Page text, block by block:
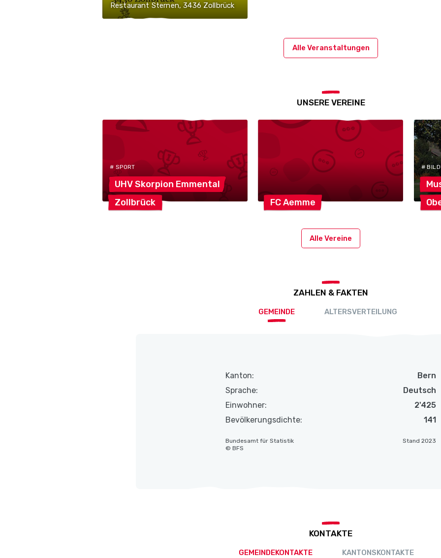
Restaurant Sternen, 3436 Zollbrück
Alle Veranstaltungen
UNSERE VEREINE
# SPORT
UHV Skorpion Emmental
Zollbrück
FCAemme
#
Alle Vereine
ZAHLEN & FAKTEN
GEMEINDE ALTERSVERTEILUNG
Kanton:
Bern
Sprache:
Deutsch
Einwohner:
2'425
Bevölkerungsdichte:
141
Stand 2023
Bundesamt für Statistik
© BFS
KONTAKTE
GEMEINDEKONTAKTE KANTONSKONTAKTE